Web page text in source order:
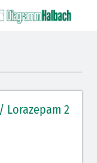
Lorazepam 2